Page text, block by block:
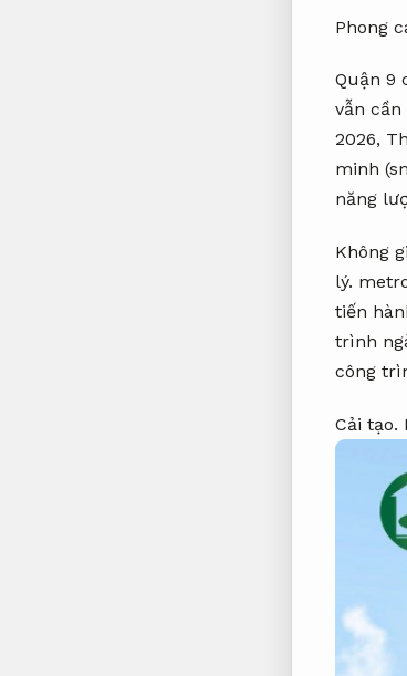
Phong
Quận 9
vẫn
2026,
minh
năng
Không
lý.
tiến
trình
công
Cải tạo.